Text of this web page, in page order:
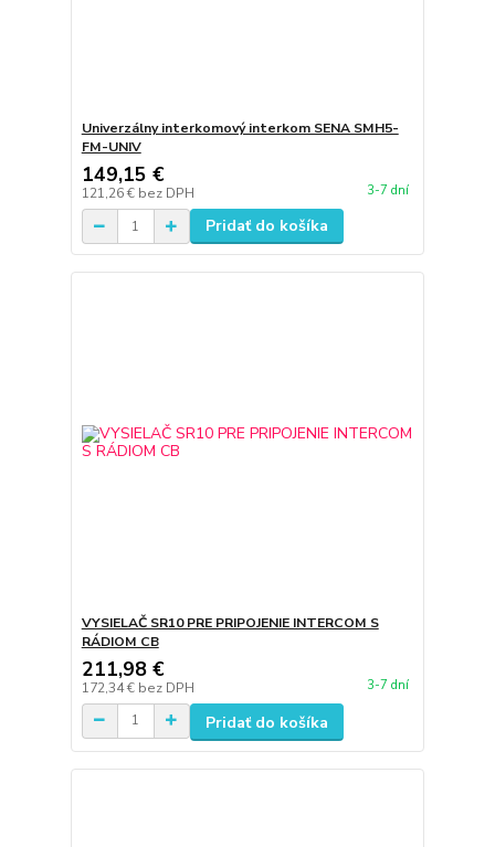
Univerzálny interkomový interkom SENA SMH5-
FM-UNIV
149,15 €
121,26 € bez DPH 3-7 dní
Pridať do košíka
VYSIELAČ SR10 PRE PRIPOJENIE INTERCOM S
RÁDIOM CB
211,98 €
172,34 € bez DPH 3-7 dní
Pridať do košíka